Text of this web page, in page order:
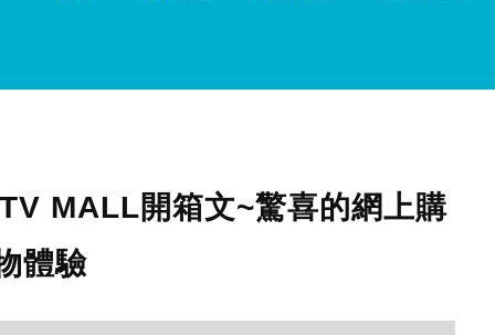
MALL開箱文~驚喜的網上購
體驗